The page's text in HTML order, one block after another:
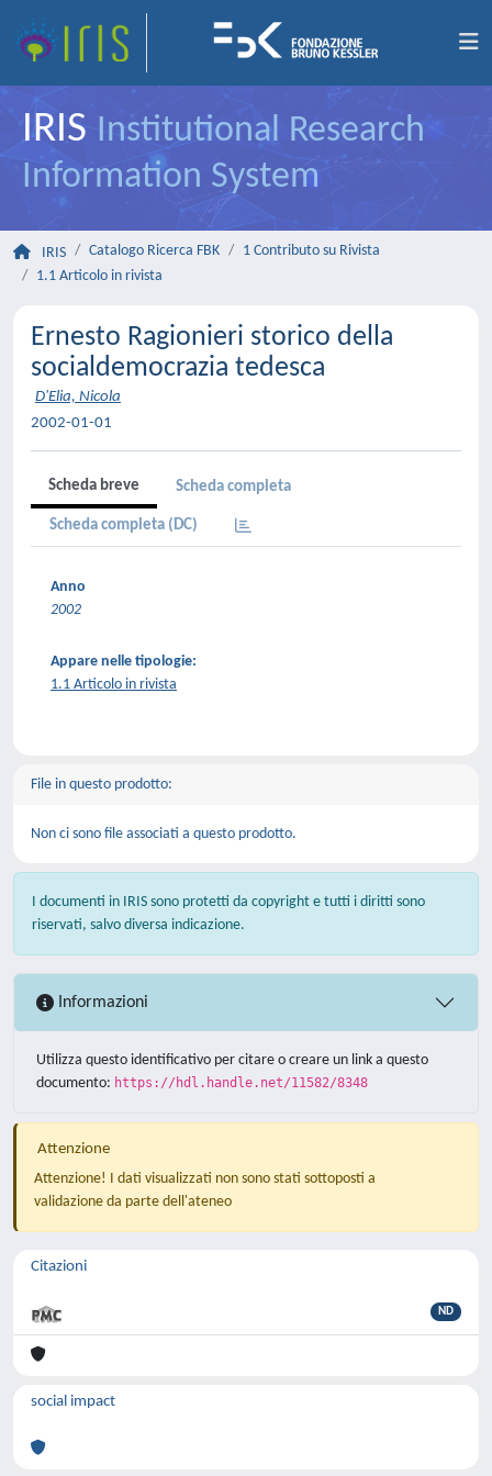
IRIS Institutional Research
Information System
IRIS Catalogo Ricerca FBK
1 Contributo su Rivista
1.1 Articolo in rivista
Ernesto Ragionieri storico della
socialdemocrazia tedesca
D'Elia, Nicola
2002-01-01
Scheda breve Scheda completa
Scheda completa (DC)
Anno
2002
Appare nelle tipologie:
1.1 Articolo in rivista
File in questo prodotto:
Non ci sono file associati a questo prodotto.
I documenti in IRIS sono protetti da copyright e tutti i diritti sono
riservati, salvo diversa indicazione.
Informazioni
Utilizza questo identificativo per citare o creare un link a questo
documento: https://hdl.handle.net/11582/8348
Attenzione
Attenzione! I dati visualizzati non sono stati sottoposti a
validazione da parte dell'ateneo
Citazioni
ND
social impact